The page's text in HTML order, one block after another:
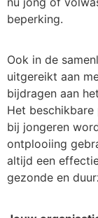
beperking.
Ook in de
uitgereikt aan
bijdragen aan
Het
bij jongeren
ontplooiing
altijd een
gezonde en